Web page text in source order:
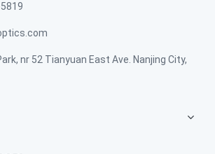
nr 52 Tianyuan East Ave. Nanjing City,